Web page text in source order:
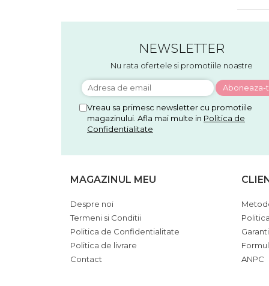
NEWSLETTER
Nu rata ofertele si promotiile noastre
Vreau sa primesc newsletter cu promotiile
magazinului. Afla mai multe in Politica de
Confidentialitate
MAGAZINUL MEU
Despre noi
Termeni si Conditii
Politica de Confidentialitate
Politica de livrare
Contact
ANPC